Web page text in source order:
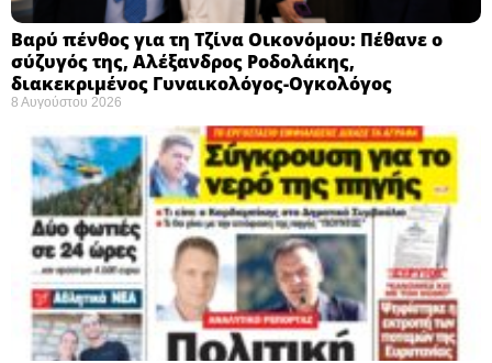
Βαρύ πένθος για τη Τζίνα Οικονόμου: Πέθανε ο
σύζυγός της, Αλέξανδρος Ροδολάκης,
διακεκριμένος Γυναικολόγος-Ογκολόγος
8 Αυγούστου 2026